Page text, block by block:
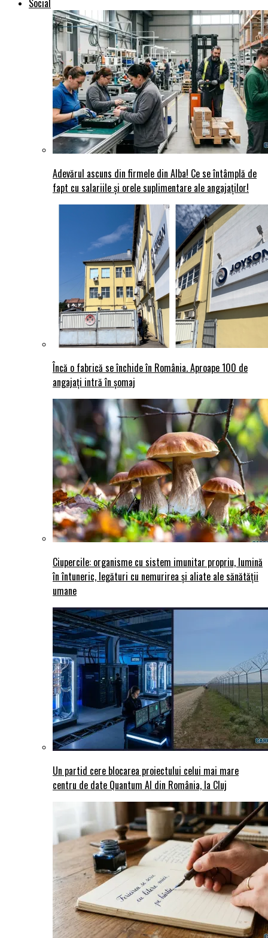
Social
Adevărul ascuns din firmele din Alba! Ce se întâmplă de
fapt cu salariile și orele suplimentare ale angajaților!
Încă o fabrică se închide în România. Aproape 100 de
angajați intră în șomaj
Ciupercile: organisme cu sistem imunitar propriu, lumină
în întuneric, legături cu nemurirea și aliate ale sănătății
umane
Un partid cere blocarea proiectului celui mai mare
centru de date Quantum AI din România, la Cluj